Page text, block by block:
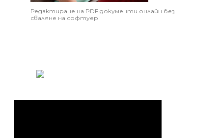
Редактиране на PDF документи онлайн без
сваляне на софтуер